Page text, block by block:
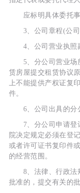
应标明具体委托事
3、公司章程(公司
4、公司营业执照
5、分公司营业场所
赁房屋提交租赁协议
上不能提供产权证复
件。
6、公司出具的分公
7、分公司申请登
院决定规定必须在登
或者许可证书复印件
的经营范围。
8、法律、行政法
批准的，提交有关的